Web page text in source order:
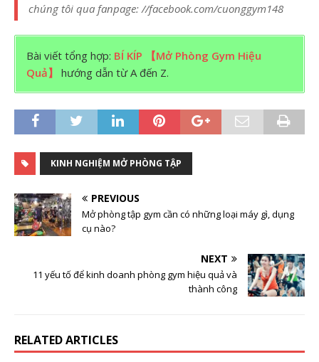
chúng tôi qua fanpage: //facebook.com/cuonggym148
Bài viết tổng hợp: BÍ KÍP 【Mở Phòng Gym Hiệu
Quả】
hướng dẫn từ A đến Z.
KINH NGHIỆM MỞ PHÒNG TẬP
PREVIOUS
Mở phòng tập gym cần có những loại máy gì, dụng
cụ nào?
NEXT
11 yếu tố để kinh doanh phòng gym hiệu quả và
thành công
RELATED ARTICLES